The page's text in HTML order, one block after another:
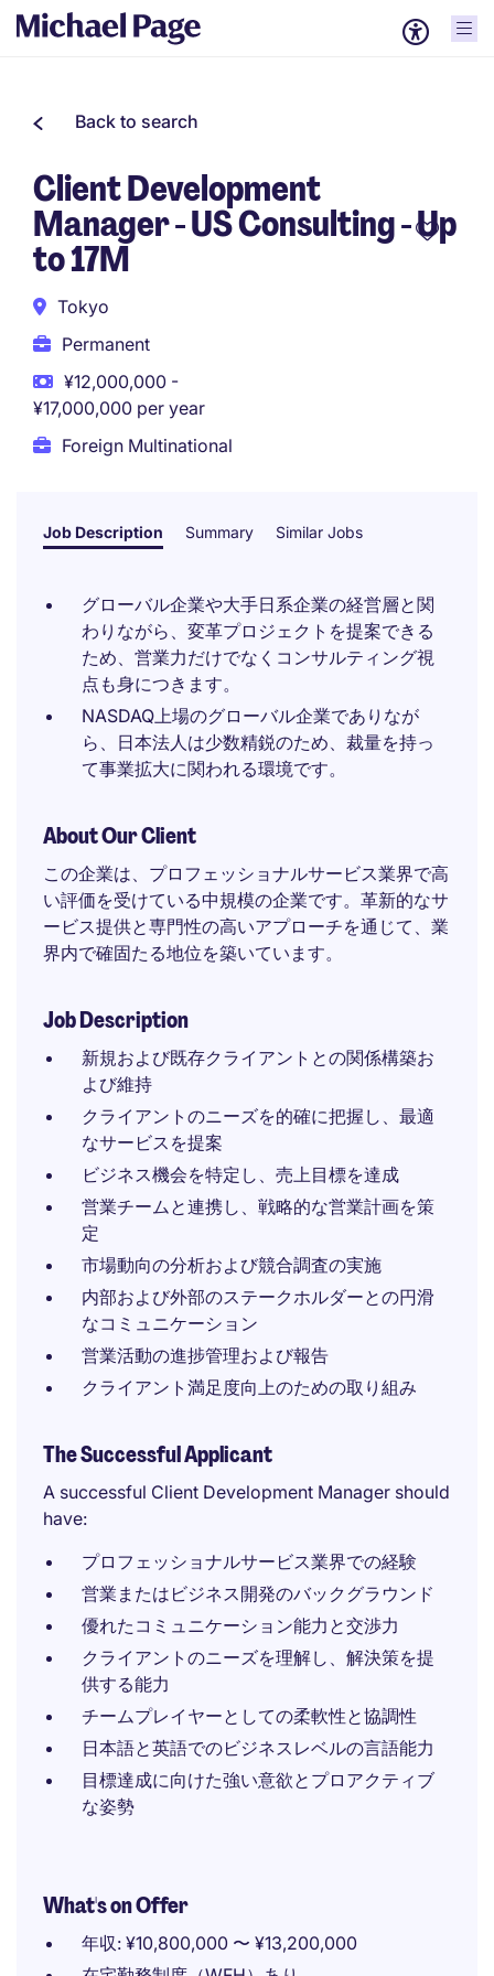
Back to search
Client Development
Manager - US Consulting - Up
to 17M
Tokyo
Permanent
¥12,000,000 -
¥17,000,000 per year
Foreign Multinational
Job Description Summary Similar Jobs
グローバル企業や大手日系企業の経営層と関
わりながら、変革プロジェクトを提案できる
ため、営業力だけでなくコンサルティング視
点も身につきます。
NASDAQ上場のグローバル企業でありなが
ら、日本法人は少数精鋭のため、裁量を持っ
て事業拡大に関われる環境です。
About Our Client
この企業は、プロフェッショナルサービス業界で高
い評価を受けている中規模の企業です。革新的なサ
ービス提供と専門性の高いアプローチを通じて、業
界内で確固たる地位を築いています。
Job Description
新規および既存クライアントとの関係構築お
よび維持
クライアントのニーズを的確に把握し、最適
なサービスを提案
ビジネス機会を特定し、売上目標を達成
営業チームと連携し、戦略的な営業計画を策
定
市場動向の分析および競合調査の実施
内部および外部のステークホルダーとの円滑
なコミュニケーション
営業活動の進捗管理および報告
クライアント満足度向上のための取り組み
The Successful Applicant
A successful Client Development Manager should
have:
プロフェッショナルサービス業界での経験
営業またはビジネス開発のバックグラウンド
優れたコミュニケーション能力と交渉力
クライアントのニーズを理解し、解決策を提
供する能力
チームプレイヤーとしての柔軟性と協調性
日本語と英語でのビジネスレベルの言語能力
目標達成に向けた強い意欲とプロアクティブ
な姿勢
What's on Offer
年収: ¥10,800,000 〜 ¥13,200,000